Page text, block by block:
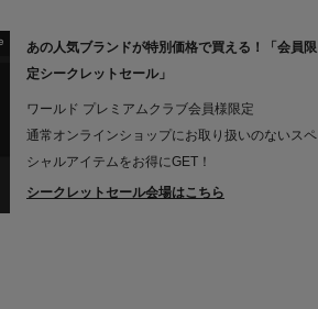
あの人気ブランドが特別価格で買える！「会員限
定シークレットセール」
ワールド プレミアムクラブ会員様限定
通常オンラインショップにお取り扱いのないスペ
シャルアイテムをお得にGET！
シークレットセール会場はこちら